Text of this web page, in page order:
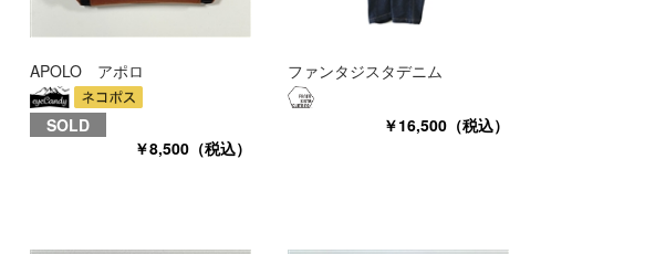
APOLO アポロ
SOLD
￥8,500（税込）
ファンタジスタデニム
￥16,500（税込）